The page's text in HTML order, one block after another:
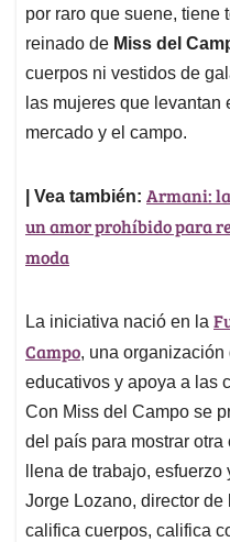
p
p
o
k
I
n
por raro que suene, tiene
reinado de Miss del
cuerpos ni vestidos de
las mujeres que
mercado y el campo.
| Vea también: Armani:
un amor prohíbido para
moda
La iniciativa nació en la
Campo, una
educativos y apoya a las
Con Miss del Campo se
del país para mostrar
llena de trabajo,
Jorge Lozano, director de
califica cuerpos, califica